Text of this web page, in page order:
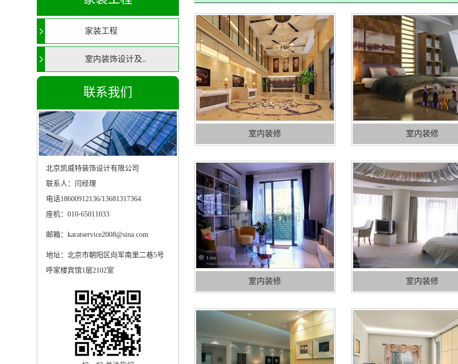
家装工程
室内装饰设计及..
联系我们
北京凯威特装饰设计有限公司
联系人：闫经理
电话18600912136/13681317364
座机：010-65011033
邮箱：karatservice2008@sina.com
地址：北京市朝阳区向军南里二巷5号
呼家楼宾馆1层2102室
室内装修 室内装修
室内装修 室内装修